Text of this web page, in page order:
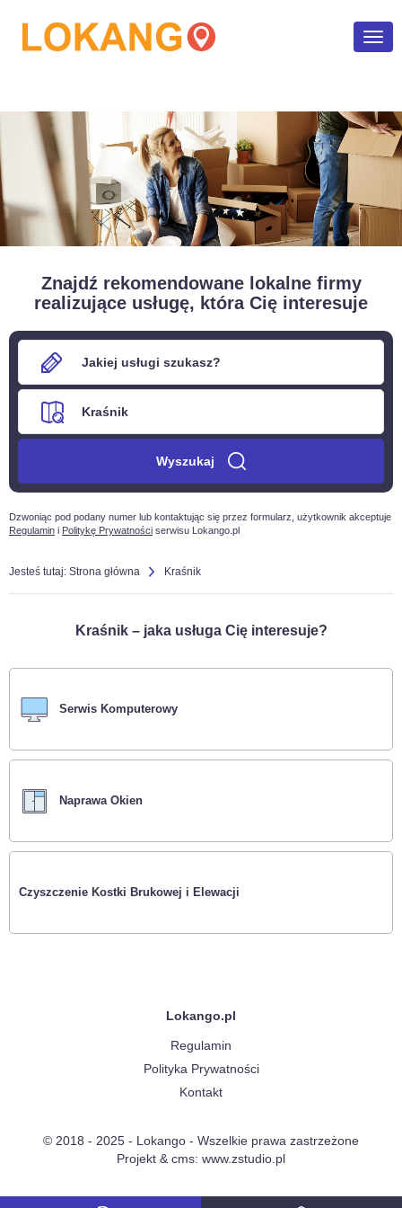
Znajdź rekomendowane lokalne firmy
realizujące usługę, która Cię interesuje
Wyszukaj
Dzwoniąc pod podany numer lub kontaktując się przez formularz, użytkownik akceptuje
Regulamin i Politykę Prywatności serwisu Lokango.pl
Jesteś tutaj: Strona główna Kraśnik
Kraśnik – jaka usługa Cię interesuje?
Serwis Komputerowy
Naprawa Okien
Czyszczenie Kostki Brukowej i Elewacji
Lokango.pl
Regulamin
Polityka Prywatności
Kontakt
© 2018 - 2025 - Lokango - Wszelkie prawa zastrzeżone
Projekt & cms: www.zstudio.pl